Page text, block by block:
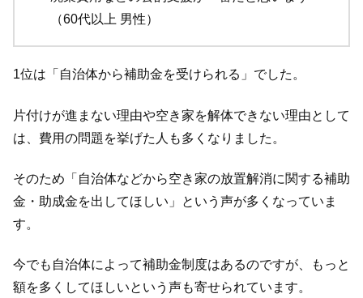
（60代以上 男性）
1位は「自治体から補助金を受けられる」でした。
片付けが進まない理由や空き家を解体できない理由として
は、費用の問題を挙げた人も多くなりました。
そのため「自治体などから空き家の放置解消に関する補助
金・助成金を出してほしい」という声が多くなっていま
す。
今でも自治体によって補助金制度はあるのですが、もっと
額を多くしてほしいという声も寄せられています。